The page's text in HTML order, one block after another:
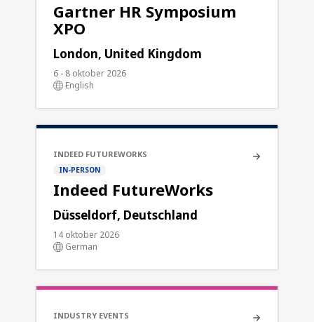
Gartner HR Symposium
XPO
London, United Kingdom
6 - 8 oktober 2026
English
INDEED FUTUREWORKS
IN-PERSON
Indeed FutureWorks
Düsseldorf, Deutschland
14 oktober 2026
German
INDUSTRY EVENTS